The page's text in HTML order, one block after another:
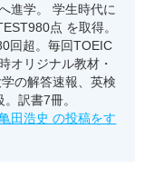
進学。 学生時代に
点 を取得。
回超。毎回TOEIC
オリジナル教材・
の解答速報、英検
訳書7冊。
田浩史 の投稿をす